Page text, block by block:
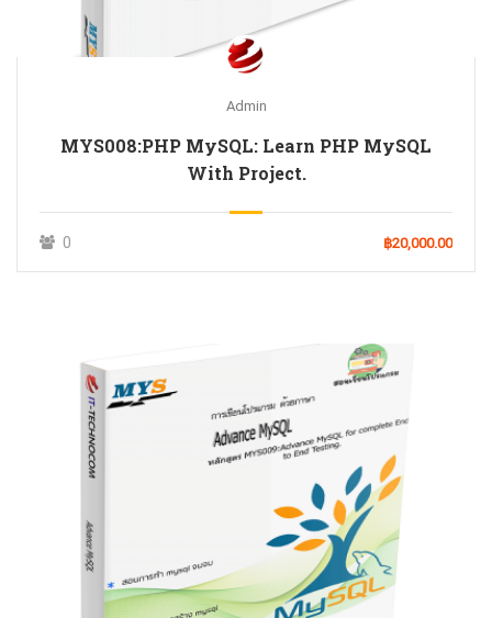
Admin
MYS008:PHP MySQL: Learn PHP MySQL
With Project.
0 ฿20,000.00